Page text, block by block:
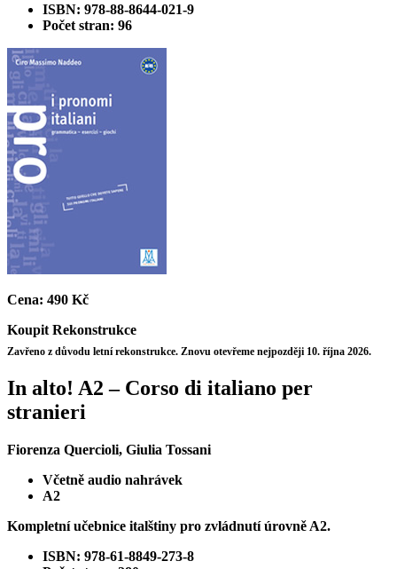
ISBN: 978-88-8644-021-9
Počet stran: 96
Cena: 490 Kč
Koupit Rekonstrukce
Zavřeno z důvodu letní rekonstrukce. Znovu otevřeme nejpozději 10. října 2026.
In alto! A2 – Corso di italiano per
stranieri
Fiorenza Quercioli, Giulia Tossani
Včetně audio nahrávek
A2
Kompletní učebnice italštiny pro zvládnutí úrovně A2.
ISBN: 978-61-8849-273-8